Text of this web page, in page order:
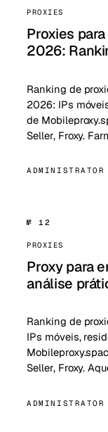
PROXIES
Proxies
2026:
Ranking de
2026: IPs
de
Seller, Froxy.
ADMINISTRATOR
№ 12
PROXIES
Proxy para
análise
Ranking de
IPs móveis,
Seller, Froxy.
ADMINISTRATOR